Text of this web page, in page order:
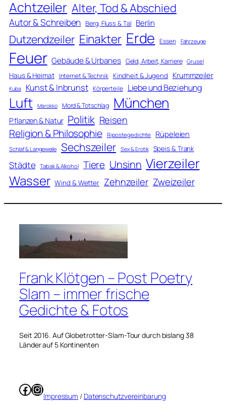
Achtzeiler Alter, Tod & Abschied
Autor & Schreiben Berg, Fluss & Tal Berlin
Dutzendzeiler Einakter Erde Essen Fahrzeuge
Feuer Gebäude & Urbanes Geld, Arbeit, Karriere Grusel
Haus & Heimat Internet & Technik Kindheit & Jugend Krummzeiler
Kuba Kunst & Inbrunst Körperteile Liebe und Beziehung
Luft Marokko Mord & Totschlag München
Pflanzen & Natur Politik Reisen
Religion & Philosophie Ripostegedichte Rüpeleien
Schlaf & Langeweile Sechszeiler Sex & Erotik Speis & Trank
Städte Tabak & Alkohol Tiere Unsinn Vierzeiler
Wasser Wind & Wetter Zehnzeiler Zweizeiler
Frank Klötgen – Post Poetry
Slam – immer frische
Gedichte & Fotos
Seit 2016. Auf Globetrotter-Slam-Tour durch bislang 38
Länder auf 5 Kontinenten
Facebook
Instagram
Impressum / Datenschutzvereinbarung